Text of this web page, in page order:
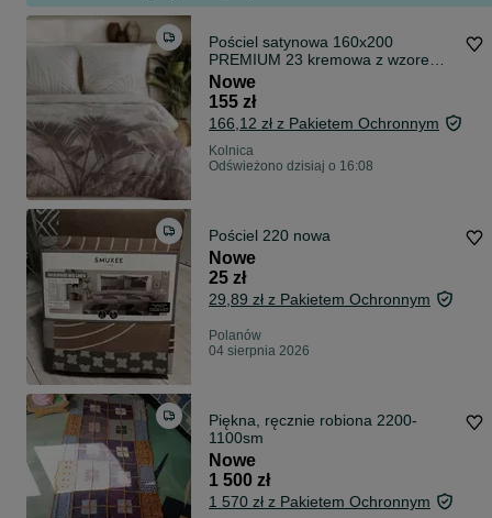
Pościel satynowa 160x200
PREMIUM 23 kremowa z wzorem
egzotycznych ciemnobeżowych liści
Eurofirany
Nowe
155 zł
166,12 zł z Pakietem Ochronnym
Kolnica
Odświeżono dzisiaj o 16:08
Pościel 220 nowa
Nowe
25 zł
29,89 zł z Pakietem Ochronnym
Polanów
04 sierpnia 2026
Piękna, ręcznie robiona 2200-
1100sm
Nowe
1 500 zł
1 570 zł z Pakietem Ochronnym